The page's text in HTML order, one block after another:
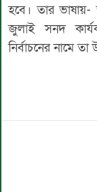
হবে। তার ভাষায়-
জুলাই সনদ
নির্বাচনের নামে